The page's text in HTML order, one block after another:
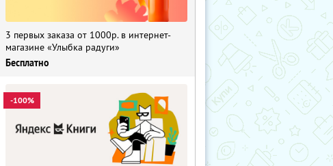
3 первых заказа от 1000р. в интернет-
магазине «Улыбка радуги»
Бесплатно
-100%